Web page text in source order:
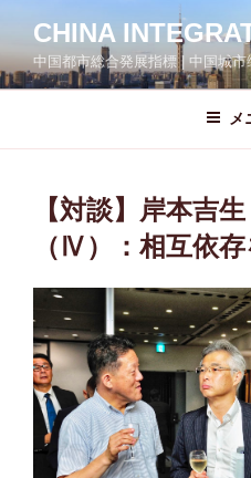
テ
ン
へ
CHINA
中国都市総合発展指標 | 中国城市
メ
【対談】岸本吉
（Ⅳ）：相互依